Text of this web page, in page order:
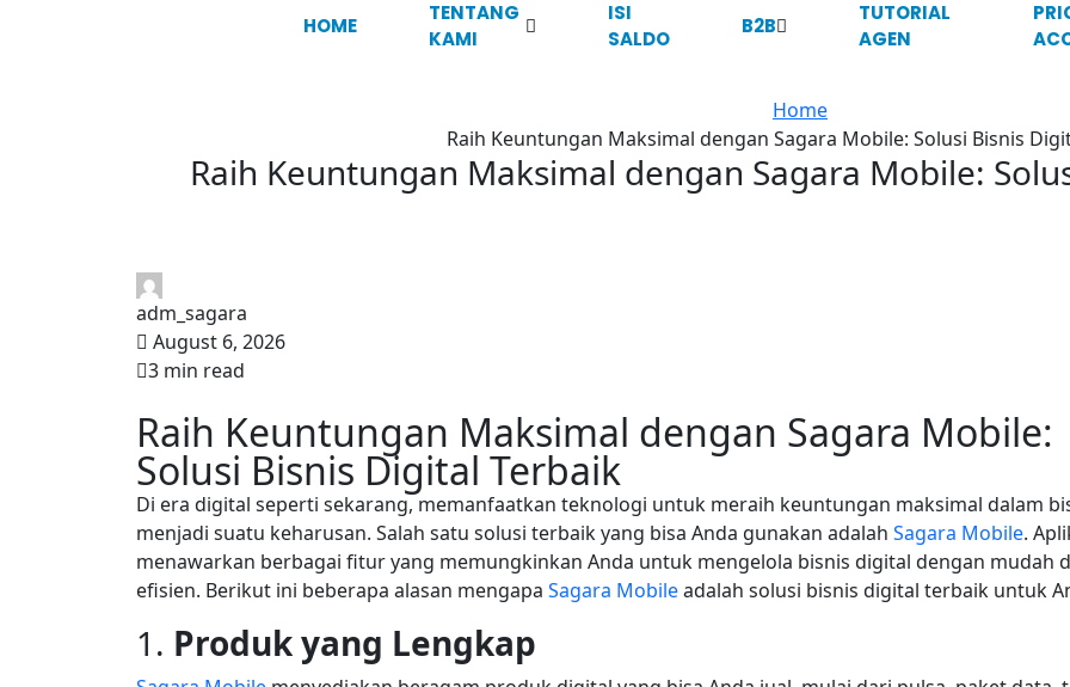
HOME
TENTANG
KAMI
ISI
SALDO
B2B
TUTORIAL
AGEN
Home
Raih Keuntungan Maksimal dengan Sagara Mobile: Solusi Bisnis
Raih Keuntungan Maksimal dengan Sagara Mobile:
adm_sagara
August 6, 2026
3 min read
Raih Keuntungan Maksimal dengan Sagara Mobile:
Solusi Bisnis Digital Terbaik
Di era digital seperti sekarang, memanfaatkan teknologi untuk meraih keuntungan maksimal dalam
menjadi suatu keharusan. Salah satu solusi terbaik yang bisa Anda gunakan adalah Sagara Mobile.
menawarkan berbagai fitur yang memungkinkan Anda untuk mengelola bisnis digital dengan mudah
efisien. Berikut ini beberapa alasan mengapa Sagara Mobileadalah solusi bisnis digital terbaik untuk
1. Produk yang Lengkap